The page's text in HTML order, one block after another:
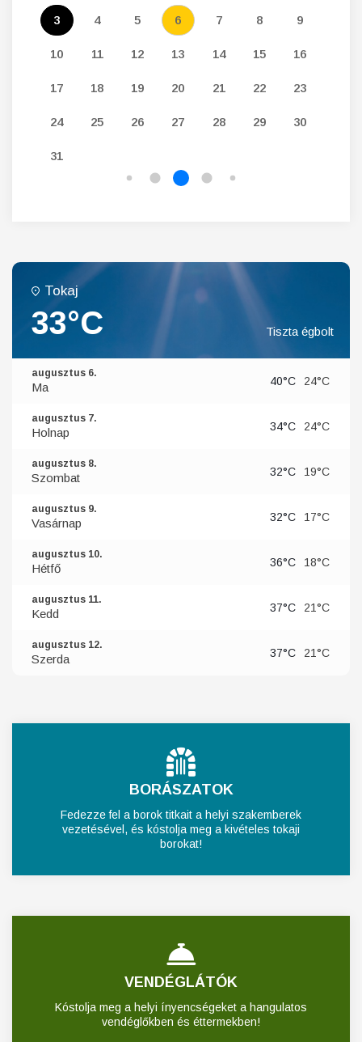
3 4 5 6 7 8 9
10 11 12 13 14 15 16
17 18 19 20 21 22 23
24 25 26 27 28 29 30
31
Tokaj
33°C Tiszta égbolt
augusztus 6.
Ma 40°C 24°C
augusztus 7.
Holnap 34°C 24°C
augusztus 8.
Szombat 32°C 19°C
augusztus 9.
Vasárnap 32°C 17°C
augusztus 10.
Hétfő 36°C 18°C
augusztus 11.
Kedd 37°C 21°C
augusztus 12.
Szerda 37°C 21°C
BORÁSZATOK
Fedezze fel a borok titkait a helyi szakemberek
vezetésével, és kóstolja meg a kivételes tokaji
borokat!
VENDÉGLÁTÓK
Kóstolja meg a helyi ínyencségeket a hangulatos
vendéglőkben és éttermekben!